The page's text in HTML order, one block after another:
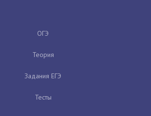
ОГЭ
Теория
Задания ЕГЭ
Тесты